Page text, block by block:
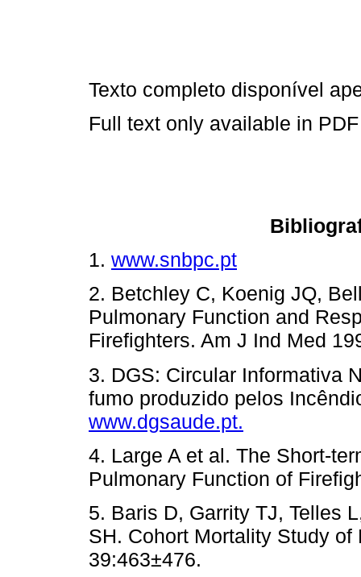
Texto completo disponível
Full text only available in
1. www.snbpc.pt
2. Betchley C, Koenig JQ,
Pulmonary Function and
Firefighters. Am J Ind
3. DGS: Circular Informativa
fumo produzido pelos
www.dgsaude.pt.
4. Large A et al. The Short-
Pulmonary Function of
5. Baris D, Garrity TJ, Telles
SH. Cohort Mortality Study
39:463±476.